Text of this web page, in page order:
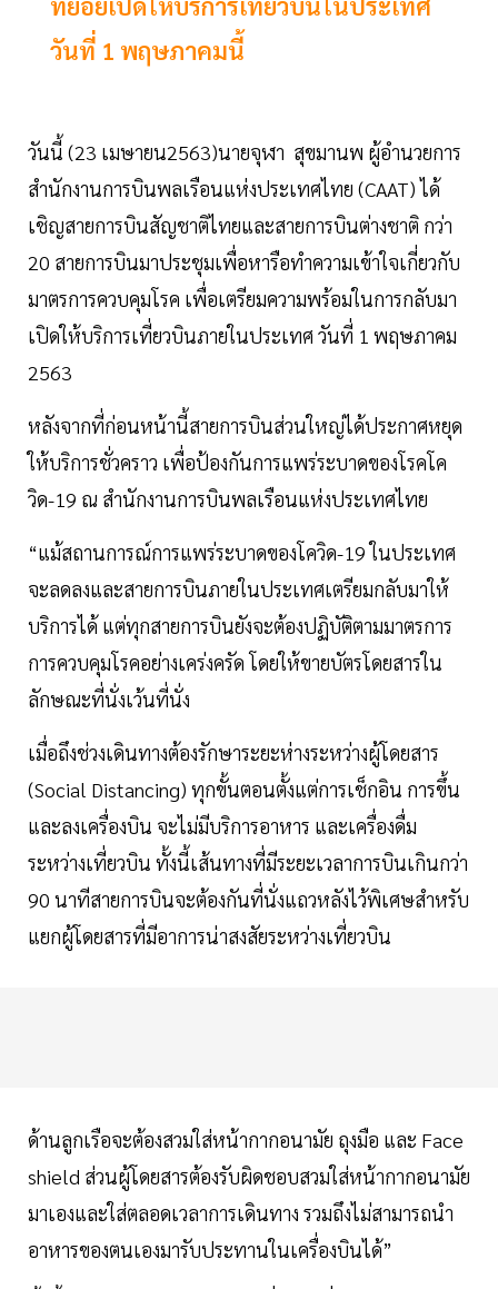
วันที่ 1 พฤษภาคมนี้
วันนี้ (23 เมษายน2563)นายจุฬา สุขมานพ ผู้อำนวยการ
สำนักงานการบินพลเรือนแห่งประเทศไทย (CAAT) ได้
เชิญสายการบินสัญชาติไทยและสายการบินต่างชาติ กว่า
20 สายการบินมาประชุมเพื่อหารือทำความเข้าใจเกี่ยวกับ
มาตรการควบคุมโรค เพื่อเตรียมความพร้อมในการกลับมา
เปิดให้บริการเที่ยวบินภายในประเทศ วันที่ 1 พฤษภาคม
2563
หลังจากที่ก่อนหน้านี้สายการบินส่วนใหญ่ได้ประกาศหยุด
ให้บริการชั่วคราว เพื่อป้องกันการแพร่ระบาดของโรคโค
วิด-19 ณ สำนักงานการบินพลเรือนแห่งประเทศไทย
“แม้สถานการณ์การแพร่ระบาดของโควิด-19 ในประเทศ
จะลดลงและสายการบินภายในประเทศเตรียมกลับมาให้
บริการได้ แต่ทุกสายการบินยังจะต้องปฏิบัติตามมาตรการ
การควบคุมโรคอย่างเคร่งครัด โดยให้ขายบัตรโดยสารใน
ลักษณะที่นั่งเว้นที่นั่ง
เมื่อถึงช่วงเดินทางต้องรักษาระยะห่างระหว่างผู้โดยสาร
(Social Distancing) ทุกขั้นตอนตั้งแต่การเช็กอิน การขึ้น
และลงเครื่องบิน จะไม่มีบริการอาหาร และเครื่องดื่ม
ระหว่างเที่ยวบิน ทั้งนี้เส้นทางที่มีระยะเวลาการบินเกินกว่า
90 นาทีสายการบินจะต้องกันที่นั่งแถวหลังไว้พิเศษสำหรับ
แยกผู้โดยสารที่มีอาการน่าสงสัยระหว่างเที่ยวบิน
ด้านลูกเรือจะต้องสวมใส่หน้ากากอนามัย ถุงมือ และ Face
shield ส่วนผู้โดยสารต้องรับผิดชอบสวมใส่หน้ากากอนามัย
มาเองและใส่ตลอดเวลาการเดินทาง รวมถึงไม่สามารถนำ
อาหารของตนเองมารับประทานในเครื่องบินได้”